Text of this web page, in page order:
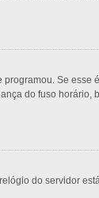
Se
do fuso
do servidor